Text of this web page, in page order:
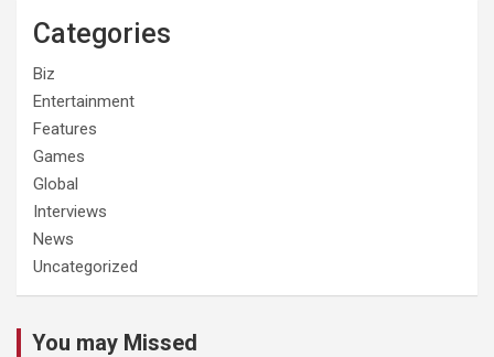
Categories
Biz
Entertainment
Features
Games
Global
Interviews
News
Uncategorized
You may Missed